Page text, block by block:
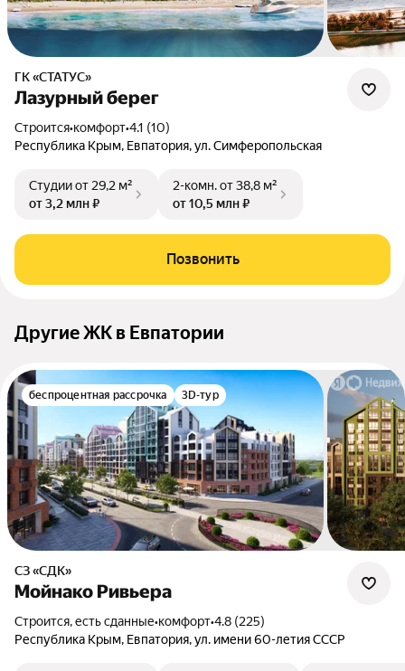
ГК «СТАТУС»
Лазурный берег
Строится•комфорт•4.1 (10)
Республика Крым, Евпатория, ул. Симферопольская
Студииот 29,2 м²
от 3,2 млн ₽
2-комн.от 38,8 м²
от 10,5 млн ₽
Позвонить
Другие ЖК в Евпатории
беспроцентная рассрочка 3D-тур
СЗ «СДК»
Мойнако Ривьера
Строится, есть сданные•комфорт•4.8 (225)
Республика Крым, Евпатория, ул. имени 60-летия СССР